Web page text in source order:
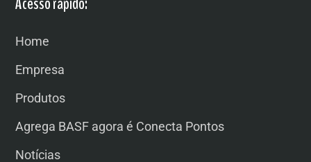
Home
Empresa
Produtos
Agrega BASF agora é Conecta Pontos
Notícias